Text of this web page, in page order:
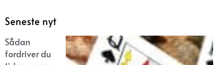
Seneste nyt
Sådan
fordriver du